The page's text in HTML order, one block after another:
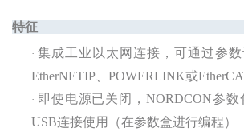
特征
· 集成工业以太网连接，可通过参数
EtherNETIP、POWERLINK或
· 即使电源已关闭，NORDCON参
USB连接使用（在参数盒进行编程）